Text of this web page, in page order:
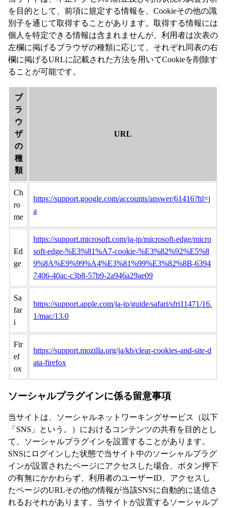
を目的として、前項に規定する情報を、Cookieその他の識
別子を通じて取得することがあります。取得する情報には
個人を特定できる情報は含まれませんが、利用者は次表の
左欄に掲げるブラウザの種類に応じて、それぞれ同表の右
欄に掲げるURLに記載された方法を用いてCookieを削除す
ることが可能です。
ブ
ラ
ウ
ザ
の
種
類
URL
Ch
ro
me
https://support.google.com/accounts/answer/61416?hl=j
a
Ed
ge
https://support.microsoft.com/ja-jp/microsoft-edge/micro
soft-edge-%E3%81%A7-cookie-%E3%82%92%E5%8
9%8A%E9%99%A4%E3%81%99%E3%82%8B-6394
7406-40ac-c3b8-57b9-2a946a29ae09
Sa
far
i
https://support.apple.com/ja-jp/guide/safari/sfri11471/16.
1/mac/13.0
Fir
ef
ox
https://support.mozilla.org/ja/kb/clear-cookies-and-site-d
ata-firefox
ソーシャルプラグインに係る留意事項
当サイトは、ソーシャルネットワーキングサービス（以下
「SNS」という。）におけるコンテンツの共有を目的とし
て、ソーシャルプラグインを設置することがあります。
SNSにログインした状態で当サイト中のソーシャルプラグ
インが設置されたページにアクセスした場合、ボタン押下
の有無にかかわらず、利用者のユーザーID、アクセスし
たページのURLその他の情報が当該SNSに自動的に送信さ
れるおそれがあります。当サイトが設置するソーシャルプ